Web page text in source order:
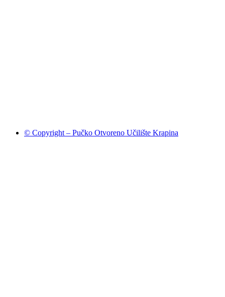
© Copyright – Pučko Otvoreno Učilište Krapina